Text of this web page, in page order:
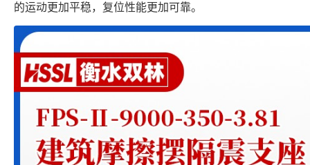
的运动更加平稳，复位性能更加可靠。